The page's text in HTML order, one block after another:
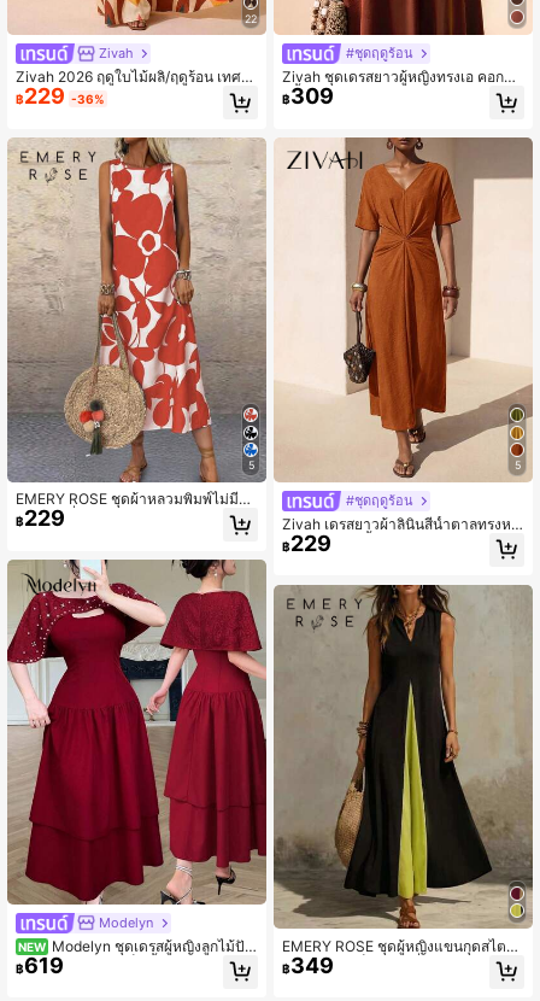
22
Zivah
Zivah 2026 ฤดูใบไม้ผลิ/ฤดูร้อน เทศก
าลดนตรีใหม่, อีสเตอร์, วันเซนต์แพทริก,
วันวาเลนไทน์, เดท, ตะวันตก, เร่ร่อน, ง
ลัย, นักเรียน, ชุดลำลอง, อเนกประสงค์พื้
นฐาน, ลำลอง, วันหยุด, การเดินทางล่อ
งเรือ, ชายหาด, อาบแดด, ไวรัล, สตรีท
แวร์, แขกงานแต่งงาน โบโฮ, เดินทาง,
บรันช์, สนามบิน, ปาร์ตี้, เที่ยววันหยุด,
ชุดสำนักงาน ชุดแมกซี่แขนกุดทรงเอไล
น์ พิมพ์ลายย้อนยุค
฿229 -36%
5
EMERY ROSE ชุดผ้าหลวมพิมพ์ไม่มีแ
ขน แมกซี่ ลุคสำหรับผู้หญิง
฿229
Modelyn
NEW Modelyn ชุดเดรสผู้หญิงลูกไม้ปักเ
พชรชายกระโปรงเป็นชั้นๆ ชุดเดรสทรงเ
อเน้นเอว หรูหรา เซ็กซี่ มีเสน่ห์ เหมาะ
฿619
#ชุดฤดูร้อน
Zivah ชุดเดรสยาวผู้หญิงทรงเอ คอกลม
สีน้ำตาลแดง แขนกุด ดีไซน์เว้าหลังแบ
บไขว้ สำหรับฤดูร้อนใหม่ ลำลอง สำหรั
นชีวิตประจำวัน, วันหยุดพักผ่อน, เทศก
าลดนตรี, การเดินทาง, ชายหาด, ปาร์ตี้,
ชุดสนามบิน, ชุดบรันช์, โบฮีเมียน, โนแ
มดิก, ลำลอง, การเดินทาง, ชุดรับปริญญ
า, ชุดคอนเสิร์ตคันทรี, ธุรกิจ-A
฿309
5
#ชุดฤดูร้อน
Zivah เดรสยาวผ้าลินินสีน้ำตาลทรงหล
วม คอวี แขนสั้น เอวจีบ สำหรับฤดูใบไม้
ผลิ/ฤดูร้อน ใหม่ เทศกาลดนตรี อีสเตอร์
ล์ตะวันตก สไตล์นอแมด ปาร์ตี้วันเกิด ฤ
ดูกาลรับปริญญา สไตล์เพรปปี้ ชุดนักเรีย
น สตรีทแวร์ประจำวัน พื้นฐานอเนกประ
สงค์ ลำลอง วันหยุด ล่องเรือ ชายหาด ริ
มทะเล แดดจัด ไวรัล สไตล์สตรีท แขกง
านแต่งงาน สไตล์โบฮีเมียน สไตล์คนทำ
งาน บรันช์ สนามบิน ปาร์ตี้ เที่ยววันหยุ
฿229
EMERY ROSE ชุดผู้หญิงแขนกุดสไตล์เ
ซอร์ไพรส์สีบล็อกแมกซี่กับคอวีในช่วงฤ
ดูร้อน
฿349